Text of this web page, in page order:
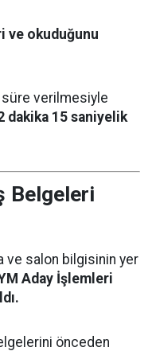
ve okuduğunu
verilmesiyle
dakika 15 saniyelik
Belgeleri
ve salon bilgisinin yer
Aday İşlemleri
önceden